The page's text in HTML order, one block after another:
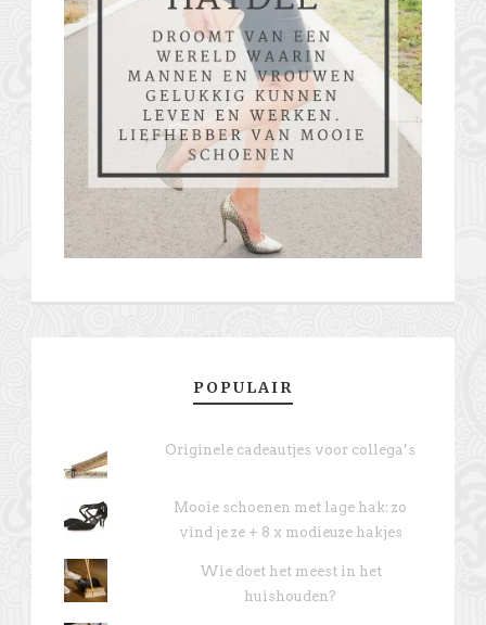
POPULAIR
Originele cadeautjes voor collega’s
Mooie schoenen met lage hak: zo
vind je ze + 8 x modieuze hakjes
Wie doet het meest in het
huishouden?